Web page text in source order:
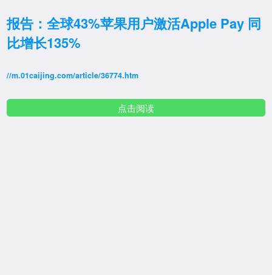
报告：全球43%苹果用户激活Apple Pay 同
比增长135%
//m.01caijing.com/article/36774.htm
点击阅读